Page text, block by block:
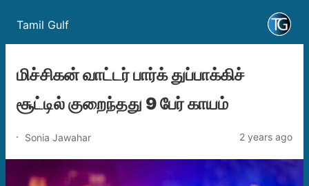
Tamil Gulf
மிச்சிகன் வாட்டர் பார்க் துப்பாக்கிச்
சூட்டில் குறைந்தது 9 பேர் காயம்
Sonia Jawahar 2 years ago